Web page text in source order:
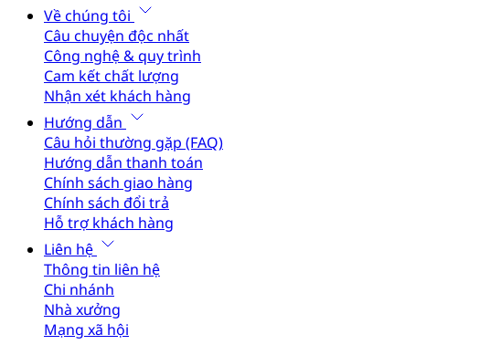
Về chúng tôi
Câu chuyện độc nhất
Công nghệ & quy trình
Cam kết chất lượng
Nhận xét khách hàng
Hướng dẫn
Câu hỏi thường gặp (FAQ)
Hướng dẫn thanh toán
Chính sách giao hàng
Chính sách đổi trả
Hỗ trợ khách hàng
Liên hệ
Thông tin liên hệ
Chi nhánh
Nhà xưởng
Mạng xã hội